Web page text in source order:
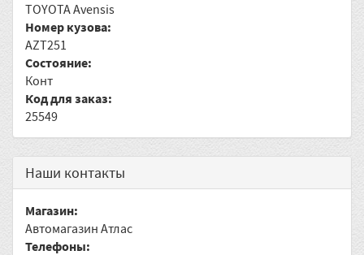
TOYOTA Avensis
Номер кузова:
AZT251
Состояние:
Конт
Код для заказ:
25549
Наши контакты
Магазин:
Автомагазин Атлас
Телефоны: